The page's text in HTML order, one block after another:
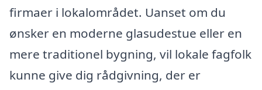
firmaer i lokalområdet. Uanset om du
ønsker en moderne glasudestue eller en
mere traditionel bygning, vil lokale fagfolk
kunne give dig rådgivning, der er